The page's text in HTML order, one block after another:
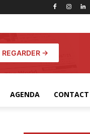
REGARDER →
AGENDA CONTACT